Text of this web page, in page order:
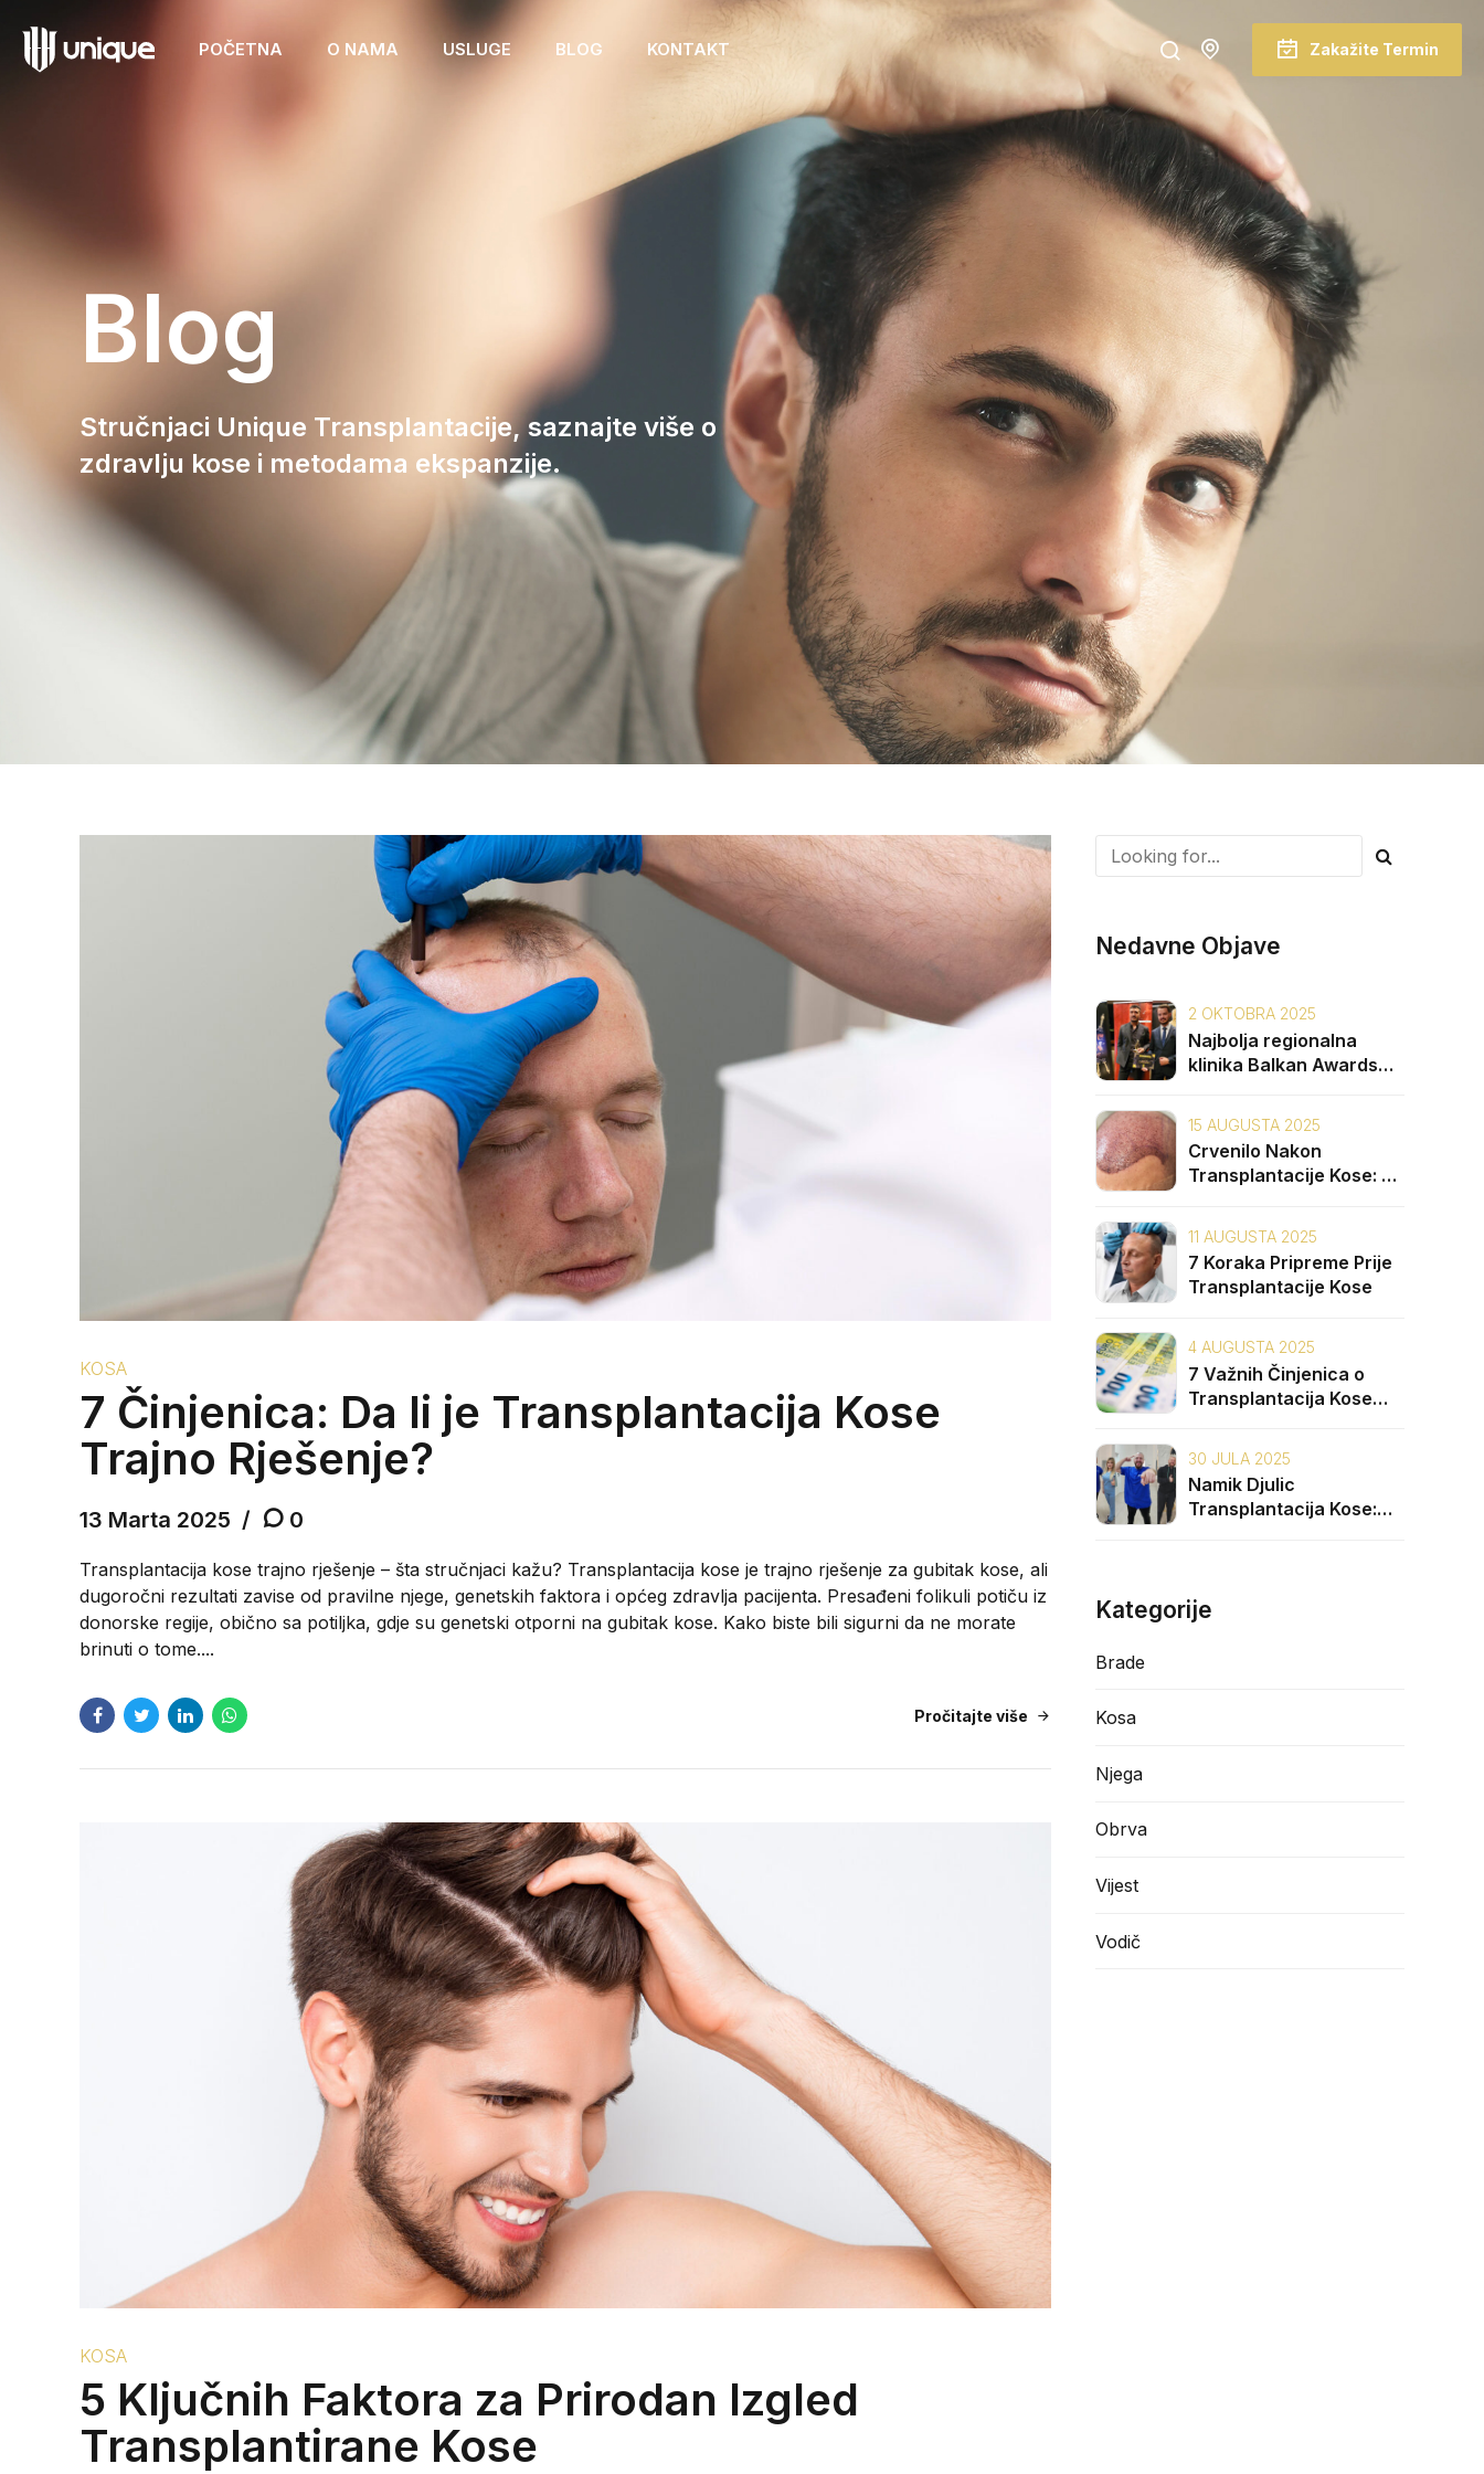
Zakažite Termin
POČETNA O NAMA USLUGE BLOG KONTAKT
Blog
Stručnjaci Unique Transplantacije, saznajte više o
zdravlju kose i metodama ekspanzije.
KOSA
7 Činjenica: Da li je Transplantacija Kose
Trajno Rješenje?
13 Marta 2025 0
Transplantacija kose trajno rješenje – šta stručnjaci kažu? Transplantacija kose je trajno rješenje za gubitak kose, ali
dugoročni rezultati zavise od pravilne njege, genetskih faktora i općeg zdravlja pacijenta. Presađeni folikuli potiču iz
donorske regije, obično sa potiljka, gdje su genetski otporni na gubitak kose. Kako biste bili sigurni da ne morate
brinuti o tome....
Pročitajte više
KOSA
5 Ključnih Faktora za Prirodan Izgled
Transplantirane Kose
Nedavne Objave
2 OKTOBRA 2025
Najbolja regionalna
klinika Balkan Awards
15 AUGUSTA 2025
Crvenilo Nakon
Transplantacije Kose: 5
11 AUGUSTA 2025
7 Koraka Pripreme Prije
Transplantacije Kose
4 AUGUSTA 2025
7 Važnih Činjenica o
Transplantacija Kose
30 JULA 2025
Namik Djulic
Transplantacija Kose:
Kategorije
Brade
Kosa
Njega
Obrva
Vijest
Vodič